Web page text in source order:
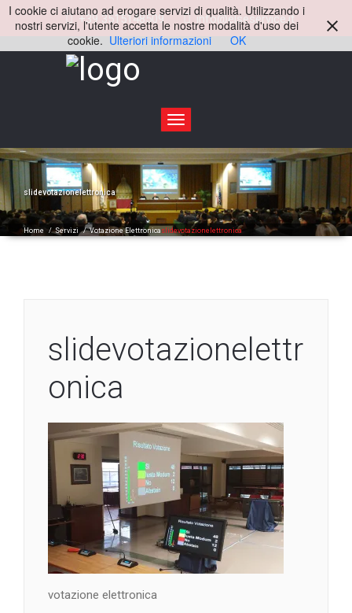
+39 3515148509 info@elseservice.it
Toggle
navigation
slidevotazionelettronica
Home /Servizi /Votazione Elettronica slidevotazionelettronica
slidevotazionelettr
onica
votazione elettronica
I cookie ci aiutano ad erogare servizi di qualità. Utilizzando i
nostri servizi, l'utente accetta le nostre modalità d'uso dei
cookie. Ulteriori informazioni OK